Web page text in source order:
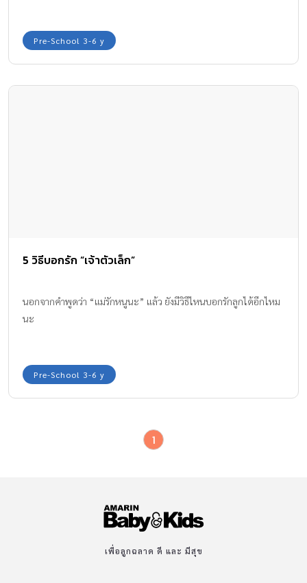
Pre-School 3-6 y
5 วิธีบอกรัก “เจ้าตัวเล็ก”
นอกจากคำพูดว่า “แม่รักหนูนะ” แล้ว ยังมีวิธีไหนบอกรักลูกได้อีกไหม
นะ
Pre-School 3-6 y
1
เพื่อลูกฉลาด ดี และ มีสุข